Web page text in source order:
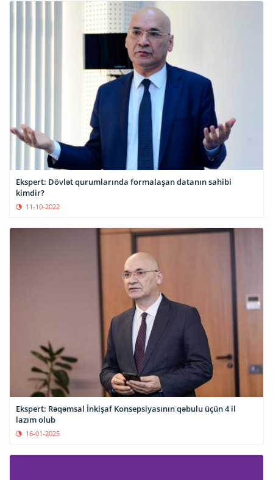
Ekspert: Dövlət qurumlarında formalaşan datanın sahibi
kimdir?
11-10-2022
Ekspert: Rəqəmsal İnkişaf Konsepsiyasının qəbulu üçün 4 il
lazım olub
16-01-2025